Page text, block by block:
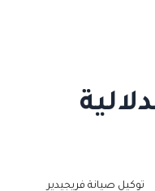
توكيل صيانة فريجيدير